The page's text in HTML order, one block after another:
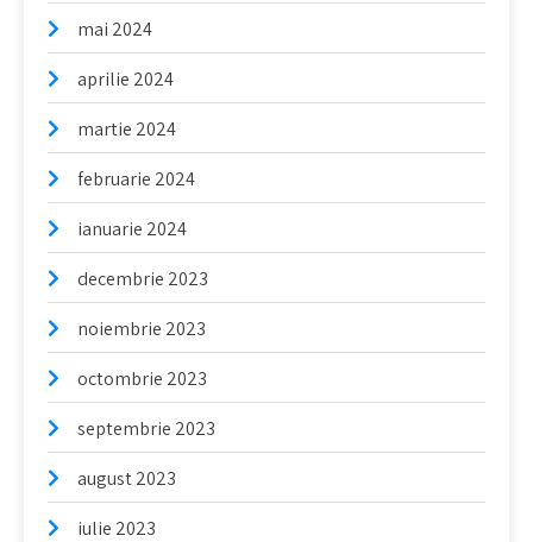
mai 2024
aprilie 2024
martie 2024
februarie 2024
ianuarie 2024
decembrie 2023
noiembrie 2023
octombrie 2023
septembrie 2023
august 2023
iulie 2023